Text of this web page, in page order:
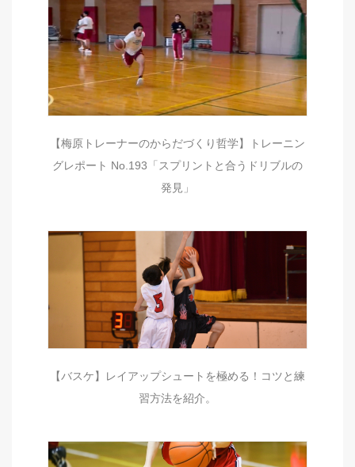
【梅原トレーナーのからだづくり哲学】トレーニン
グレポート No.193「スプリントと合うドリブルの
発見」
【バスケ】レイアップシュートを極める！コツと練
習方法を紹介。